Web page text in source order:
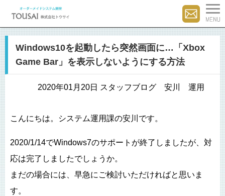
Windows10を起動したら突然画面に…「Xbox
Game Bar」を表示しないようにする方法
2020年01月20日 スタッフブログ 安川 運用
こんにちは。システム運用課の安川です。
2020/1/14でWindows7のサポートが終了しましたが、対
応は完了しましたでしょうか。
まだの場合には、早急にご検討いただければと思いま
す。